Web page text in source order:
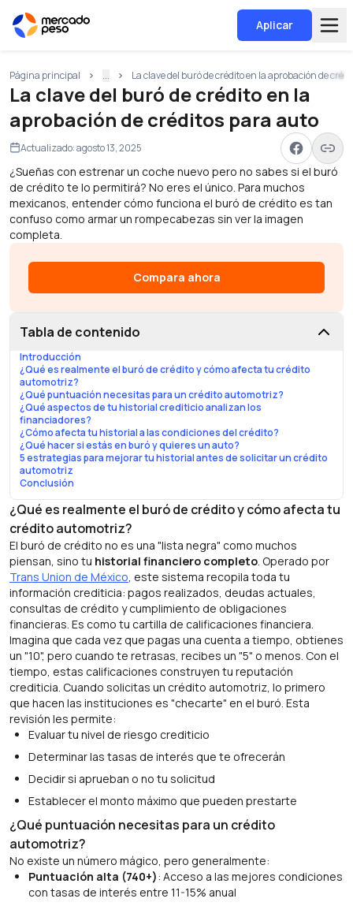
Aplicar
Página principal ... La clave del buró de crédito en la aprobación de
La clave del buró de crédito en la
aprobación de créditos para auto
Actualizado:agosto 13, 2025
¿Sueñas con estrenar un coche nuevo pero no sabes si el buró
de crédito te lo permitirá? No eres el único. Para muchos
mexicanos, entender cómo funciona el buró de crédito es tan
confuso como armar un rompecabezas sin ver la imagen
completa.
Compara ahora
Tabla de contenido
Introducción
¿Qué es realmente el buró de crédito y cómo afecta tu crédito
automotriz?
¿Qué puntuación necesitas para un crédito automotriz?
¿Qué aspectos de tu historial crediticio analizan los
financiadores?
¿Cómo afecta tu historial a las condiciones del crédito?
¿Qué hacer si estás en buró y quieres un auto?
5 estrategias para mejorar tu historial antes de solicitar un crédito
automotriz
Conclusión
¿Qué es realmente el buró de crédito y cómo afecta tu
crédito automotriz?
El buró de crédito no es una "lista negra" como muchos
piensan, sino tu historial financiero completo. Operado por
Trans Union de México, este sistema recopila toda tu
información crediticia: pagos realizados, deudas actuales,
consultas de crédito y cumplimiento de obligaciones
financieras. Es como tu cartilla de calificaciones financiera.
Imagina que cada vez que pagas una cuenta a tiempo, obtienes
un "10", pero cuando te retrasas, recibes un "5" o menos. Con el
tiempo, estas calificaciones construyen tu reputación
crediticia. Cuando solicitas un crédito automotriz, lo primero
que hacen las instituciones es "checarte" en el buró. Esta
revisión les permite:
Evaluar tu nivel de riesgo crediticio
Determinar las tasas de interés que te ofrecerán
Decidir si aprueban o no tu solicitud
Establecer el monto máximo que pueden prestarte
¿Qué puntuación necesitas para un crédito
automotriz?
No existe un número mágico, pero generalmente:
Puntuación alta (740+): Acceso a las mejores condiciones
con tasas de interés entre 11-15% anual